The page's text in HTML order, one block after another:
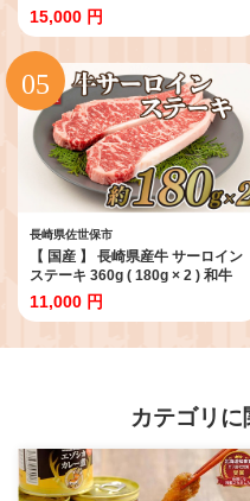
ト 冷凍 海鮮 本場 老舗 ちゃんぽん
長崎 名物 グルメ 小分け エビ イカ
豚肉 とんこつ 豚骨 キャベツ 魚介
簡単 調理 時短 人気 麺 個包装 ギ
フト みろくや 長崎県 佐世保市
15,000 円
長崎県佐世保市
【 国産 】 長崎県産牛 サーロイン
ステーキ 360g ( 180g × 2 ) 和牛
サーロイン ステーキ 牛肉 ビーフ
ディナー バーベキュー BBQ 田中
11,000 円
カテゴリ